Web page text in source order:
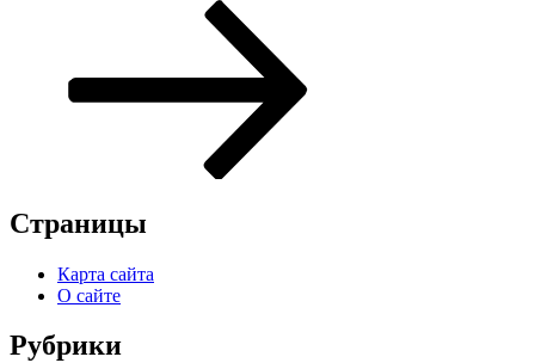
Страницы
Карта сайта
О сайте
Рубрики